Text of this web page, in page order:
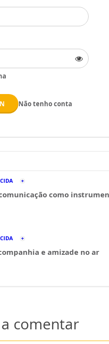
Não tenho conta
como
e amizade no ar
comentar